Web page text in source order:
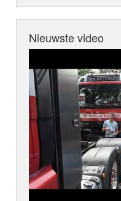
Nieuwste video